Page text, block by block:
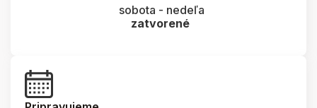
sobota - nedeľa
zatvorené